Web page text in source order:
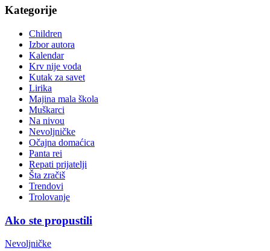
Kategorije
Children
Izbor autora
Kalendar
Krv nije voda
Kutak za savet
Lirika
Majina mala škola
Muškarci
Na nivou
Nevoljničke
Očajna domaćica
Panta rei
Repati prijatelji
Šta zračiš
Trendovi
Trolovanje
Ako ste propustili
Nevoljničke